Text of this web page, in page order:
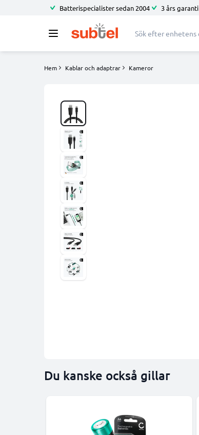
Batterispecialister sedan 2004 3 års garanti
Hem Kablar och adaptrar Kameror
Du kanske också gillar